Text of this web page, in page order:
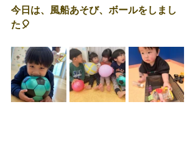
今日は、風船あそび、ボールをしまし
た🎈